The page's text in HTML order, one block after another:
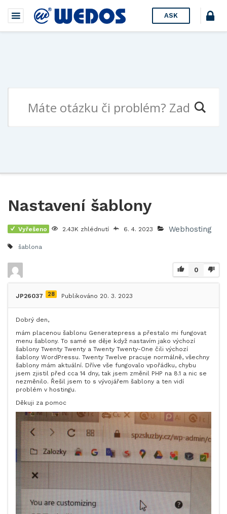
ASK
Nastavení šablony
Vyřešeno 2.43K zhlédnutí 6. 4. 2023 Webhosting
šablona
0
JP26037 28 Publikováno 20. 3. 2023
Dobrý den,
mám placenou šablonu Generatepress a přestalo mi fungovat
menu šablony. To samé se děje když nastavím jako výchozí
šablony Twenty Twenty a Twenty Twenty-One čili výchozí
šablony WordPressu. Twenty Twelve pracuje normálně, všechny
šablony mám aktuální. Dříve vše fungovalo vpořádku, chybu
jsem zjistil před cca 14 dny, tak jsem změnil PHP na 8.1 a nic se
nezměnilo. Řešil jsem to s vývojářem šablony a ten vidí
problém v hostingu.
Děkuji za pomoc